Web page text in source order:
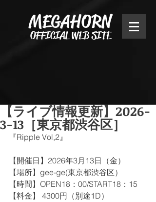
MEGAHORN
OFFICIAL WEB SITE
【ライブ情報更新】2026-
3-13［東京都渋谷区］
『Ripple Vol,2』
【開催日】2026年3月13日（金）
【場所】gee-ge(東京都渋谷区）
【時間】OPEN18：00/START18：15
【料金】 4300円（別途1D）